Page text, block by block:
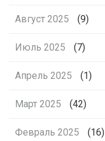
Август 2025 (9)
Июль 2025 (7)
Апрель 2025 (1)
Март 2025 (42)
Февраль 2025 (16)